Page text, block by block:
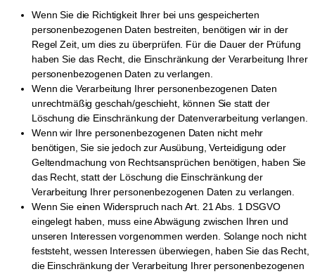
Wenn Sie die Richtigkeit Ihrer bei uns gespeicherten
personenbezogenen Daten bestreiten, benötigen wir in der
Regel Zeit, um dies zu überprüfen. Für die Dauer der Prüfung
haben Sie das Recht, die Einschränkung der Verarbeitung Ihrer
personenbezogenen Daten zu verlangen.
Wenn die Verarbeitung Ihrer personenbezogenen Daten
unrechtmäßig geschah/geschieht, können Sie statt der
Löschung die Einschränkung der Datenverarbeitung verlangen.
Wenn wir Ihre personenbezogenen Daten nicht mehr
benötigen, Sie sie jedoch zur Ausübung, Verteidigung oder
Geltendmachung von Rechtsansprüchen benötigen, haben Sie
das Recht, statt der Löschung die Einschränkung der
Verarbeitung Ihrer personenbezogenen Daten zu verlangen.
Wenn Sie einen Widerspruch nach Art. 21 Abs. 1 DSGVO
eingelegt haben, muss eine Abwägung zwischen Ihren und
unseren Interessen vorgenommen werden. Solange noch nicht
feststeht, wessen Interessen überwiegen, haben Sie das Recht,
die Einschränkung der Verarbeitung Ihrer personenbezogenen